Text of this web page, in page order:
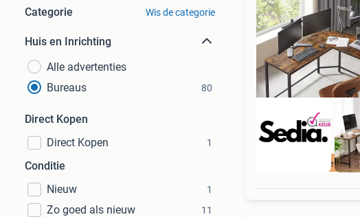
Categorie Wis de categorie
Huis en Inrichting
Alle advertenties
Bureaus
80
Direct Kopen
Direct Kopen
1
Conditie
Nieuw
1
Zo goed als nieuw 11
Beoordeeld